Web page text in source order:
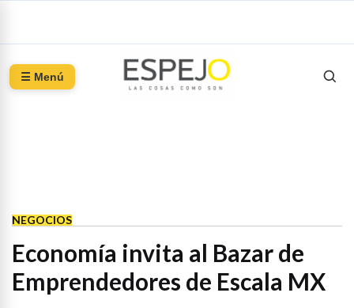
☰ Menú
NEGOCIOS
Economía invita al Bazar de
Emprendedores de Escala MX